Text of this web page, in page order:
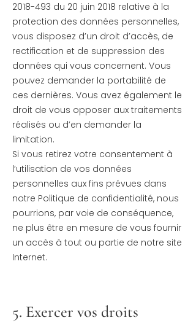
2018-493 du 20 juin 2018 relative à la
protection des données personnelles,
vous disposez d’un droit d’accès, de
rectification et de suppression des
données qui vous concernent. Vous
pouvez demander la portabilité de
ces dernières. Vous avez également le
droit de vous opposer aux traitements
réalisés ou d’en demander la
limitation.
Si vous retirez votre consentement à
l’utilisation de vos données
personnelles aux fins prévues dans
notre Politique de confidentialité, nous
pourrions, par voie de conséquence,
ne plus être en mesure de vous fournir
un accès à tout ou partie de notre site
Internet.
5. Exercer vos droits